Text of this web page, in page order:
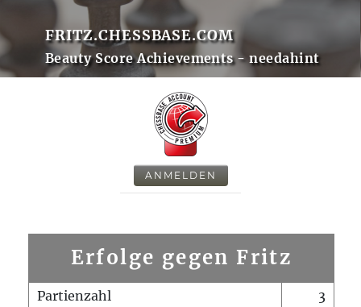
FRITZ.CHESSBASE.COM
Beauty Score Achievements - needahint
ANMELDEN
Erfolge gegen Fritz
Partienzahl
3